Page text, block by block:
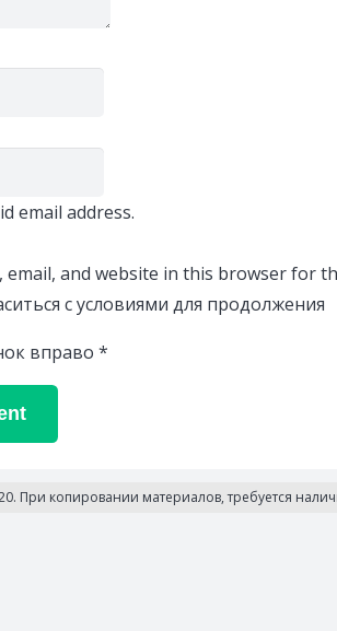
email address.
email, and website in this browser for
с условиями для продолжения
вправо *
При копировании материалов, требуется